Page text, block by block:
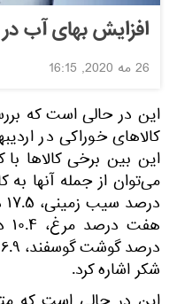
افزایش بهای آب در
26 مه 2020, 16:15
این در حالی است که
کالاهای خوراکی در
این بین برخی کالاها
شکر اشاره کرد.